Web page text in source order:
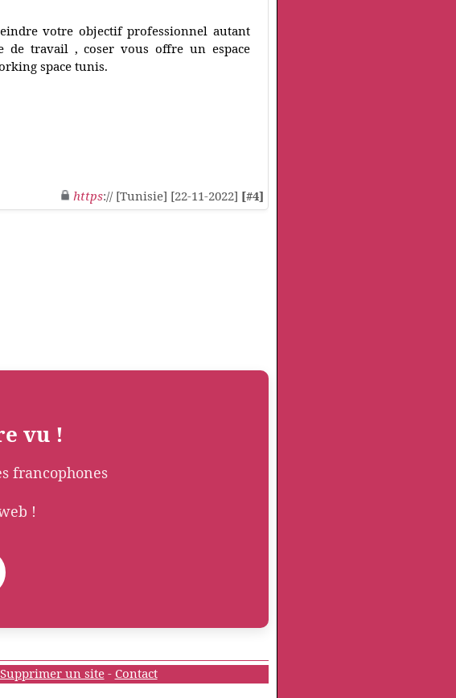
votre objectif professionnel autant
de travail , coser vous offre un espace
space tunis.
https:// [Tunisie] [22-11-2022] [#4]
vu !
francophones
!
Supprimer un site- Contact